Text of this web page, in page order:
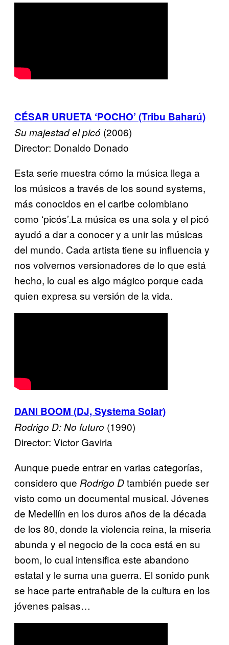
CÉSAR URUETA ‘POCHO’ (Tribu Baharú)
Su majestad el picó (2006)
Director: Donaldo Donado
Esta serie muestra cómo la música llega a
los músicos a través de los sound systems,
más conocidos en el caribe colombiano
como ‘picós’.La música es una sola y el picó
ayudó a dar a conocer y a unir las músicas
del mundo. Cada artista tiene su influencia y
nos volvemos versionadores de lo que está
hecho, lo cual es algo mágico porque cada
quien expresa su versión de la vida.
DANI BOOM (DJ, Systema Solar)
Rodrigo D: No futuro (1990)
Director: Victor Gaviria
Aunque puede entrar en varias categorías,
considero que Rodrigo Dtambién puede ser
visto como un documental musical. Jóvenes
de Medellín en los duros años de la década
de los 80, donde la violencia reina, la miseria
abunda y el negocio de la coca está en su
boom, lo cual intensifica este abandono
estatal y le suma una guerra. El sonido punk
se hace parte entrañable de la cultura en los
jóvenes paisas…